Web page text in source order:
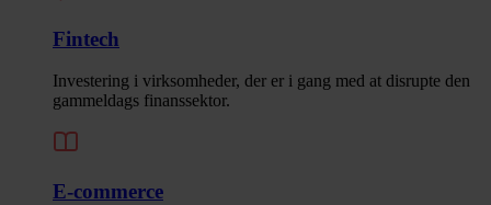
Fintech
Investering i virksomheder, der er i gang med at disrupte den
gammeldags finanssektor.
E-commerce